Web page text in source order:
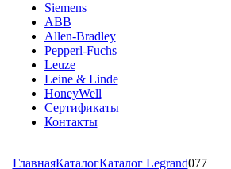
Siemens
ABB
Allen-Bradley
Pepperl-Fuchs
Leuze
Leine & Linde
HoneyWell
Сертификаты
Контакты
ГлавнаяКаталогКаталог Legrand077